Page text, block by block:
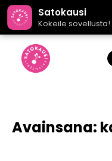
Satokausi
Kokeile sovellusta!
Avainsana: